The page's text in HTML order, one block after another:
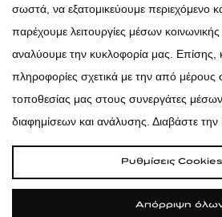
σωστά, να εξατομικεύουμε περιεχόμενο
παρέχουμε λειτουργίες μέσων
αναλύουμε την κυκλοφορία μας. Επίσης,
πληροφορίες σχετικά με την από μέρους
τοποθεσίας μας στους συνεργάτες μέσων
διαφημίσεων και ανάλυσης. Διαβάστε την
Ρυθμίσεις Cookies
Απόρριψη